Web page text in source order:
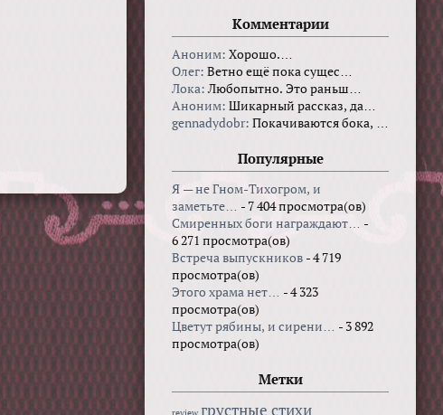
Комментарии
Аноним: Хорошо.…
Олег: Ветно ещё пока сущес…
Лока: Любопытно. Это раньш…
Аноним: Шикарный рассказ, да…
gennadydobr: Покачиваются бока, …
Популярные
Я — не Гном-Тихогром, и
заметьте… - 7 404 просмотра(ов)
Смиренных боги награждают… -
6 271 просмотра(ов)
Встреча выпускников - 4 719
просмотра(ов)
Этого храма нет… - 4 323
просмотра(ов)
Цветут рябины, и сирени… - 3 892
просмотра(ов)
Метки
грустные стихи